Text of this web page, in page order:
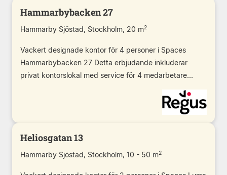
Hammarbybacken 27
Hammarby Sjöstad, Stockholm, 20 m2
Vackert designade kontor för 4 personer i Spaces
Hammarbybacken 27 Detta erbjudande inkluderar
privat kontorslokal med service för 4 medarbetare...
Heliosgatan 13
Hammarby Sjöstad, Stockholm, 10 - 50 m2